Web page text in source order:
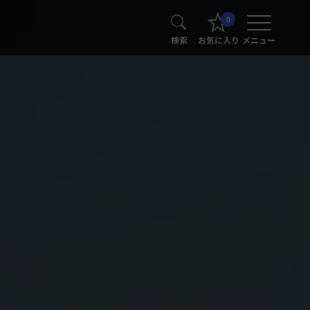
検索
0
お気に入り メニュー